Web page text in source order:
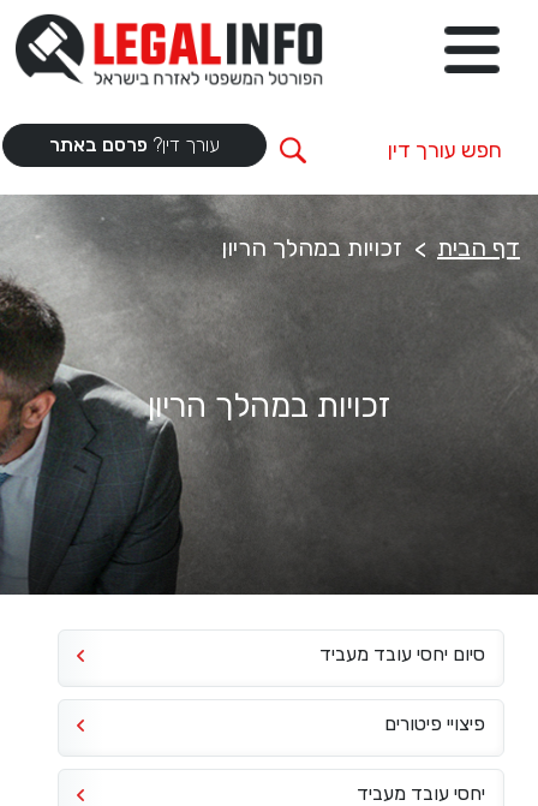
עורך דין? פרסם באתר
דף הבית זכויות במהלך הריון
זכויות במהלך הריון
סיום יחסי עובד מעביד
פיצויי פיטורים
יחסי עובד מעביד